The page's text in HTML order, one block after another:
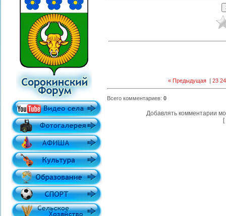
« Предыдущая | 23 24
Всего комментариев: 0
Добавлять комментарии
[